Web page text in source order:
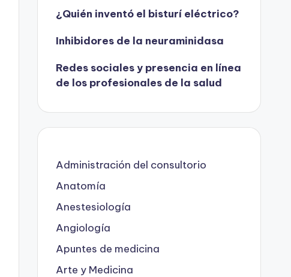
¿Quién inventó el bisturí eléctrico?
Inhibidores de la neuraminidasa
Redes sociales y presencia en línea
de los profesionales de la salud
Administración del consultorio
Anatomía
Anestesiología
Angiología
Apuntes de medicina
Arte y Medicina